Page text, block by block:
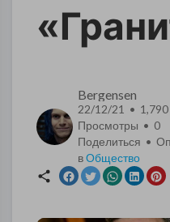
Bergensen
22/12/21 • 1,790
Просмотры • 0
Поделиться •
вОбщество